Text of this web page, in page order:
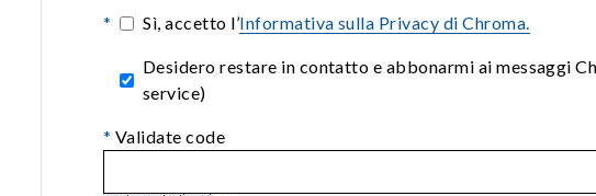
* Sì, accetto l’Informativa sulla Privacy di Chroma.
Desidero restare in contatto e abbonarmi ai messaggi
service)
* Validate code